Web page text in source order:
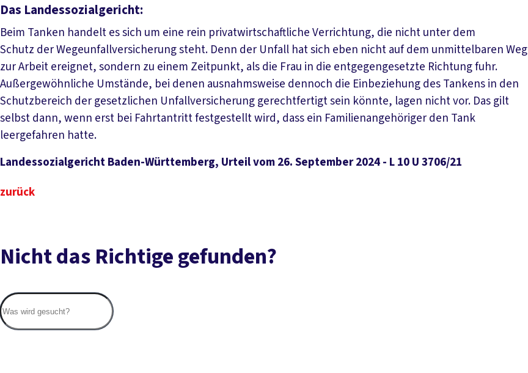
Das Landessozialgericht:
Beim Tanken handelt es sich um eine rein privatwirtschaftliche Verrichtung, die nicht unter dem
Schutz der Wegeunfallversicherung steht. Denn der Unfall hat sich eben nicht auf dem unmittelbaren Weg
zur Arbeit ereignet, sondern zu einem Zeitpunkt, als die Frau in die entgegengesetzte Richtung fuhr.
Außergewöhnliche Umstände, bei denen ausnahmsweise dennoch die Einbeziehung des Tankens in den
Schutzbereich der gesetzlichen Unfallversicherung gerechtfertigt sein könnte, lagen nicht vor. Das gilt
selbst dann, wenn erst bei Fahrtantritt festgestellt wird, dass ein Familienangehöriger den Tank
leergefahren hatte.
Landessozialgericht Baden-Württemberg, Urteil vom 26. September 2024 - L 10 U 3706/21
zurück
Nicht das Richtige gefunden?